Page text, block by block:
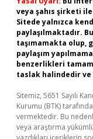
veya şahıs şirketi
Sitede yalnızca
paylaşılmaktadır.
taşımamakta olup,
paylaşım
benzerlikleri
taslak halindedir
Sitemiz, 5651 Sayılı
Kurumu (BTK)
vermektedir. Bu
veya araştırma